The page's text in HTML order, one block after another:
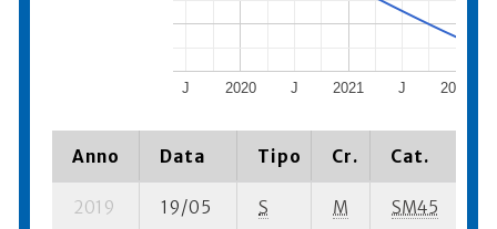
2020 2021 2022
J J J
Anno Data Tipo Cr. Cat.
2019 19/05 S M SM45